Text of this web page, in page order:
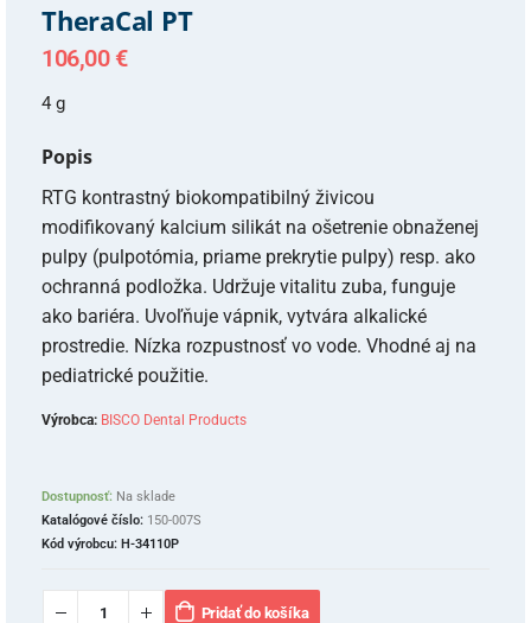
TheraCal PT
106,00 €
4 g
Popis
RTG kontrastný biokompatibilný živicou
modifikovaný kalcium silikát na ošetrenie obnaženej
pulpy (pulpotómia, priame prekrytie pulpy) resp. ako
ochranná podložka. Udržuje vitalitu zuba, funguje
ako bariéra. Uvoľňuje vápnik, vytvára alkalické
prostredie. Nízka rozpustnosť vo vode. Vhodné aj na
pediatrické použitie.
Výrobca: BISCO Dental Products
Dostupnosť: Na sklade
Katalógové číslo: 150-007S
Kód výrobcu: H-34110P
Pridať do košíka